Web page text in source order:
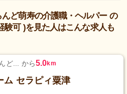
ど萌寿の介護職・ヘルパー の
験可 )を見た人はこんな求人も
ど... から5.0km
ム セラピィ粟津